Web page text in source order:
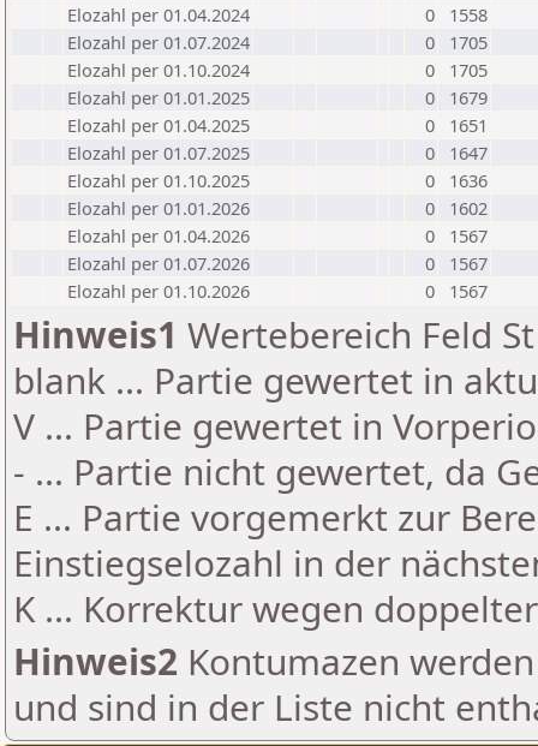
Elozahl per 01.04.2024
0
1558
Elozahl per 01.07.2024
0
1705
Elozahl per 01.10.2024
0
1705
Elozahl per 01.01.2025
0
1679
Elozahl per 01.04.2025
0
1651
Elozahl per 01.07.2025
0
1647
Elozahl per 01.10.2025
0
1636
Elozahl per 01.01.2026
0
1602
Elozahl per 01.04.2026
0
1567
Elozahl per 01.07.2026
0
1567
Elozahl per 01.10.2026
0 1567
Hinweis1 Wertebereich Feld
blank ... Partie gewertet in
V ... Partie gewertet in
- ... Partie nicht gewertet, da
E ... Partie vorgemerkt zur
Einstiegselozahl in der
K ... Korrektur wegen
Hinweis2 Kontumazen
und sind in der Liste nicht